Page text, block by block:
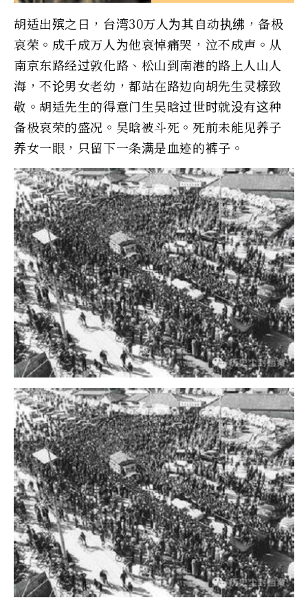
胡适出殡之日，台湾30万人为其自动执绋，备极
哀荣。成千成万人为他哀悼痛哭，泣不成声。从
南京东路经过敦化路、松山到南港的路上人山人
海，不论男女老幼，都站在路边向胡先生灵榇致
敬。胡适先生的得意门生吴晗过世时就没有这种
备极哀荣的盛况。吴晗被斗死。死前未能见养子
养女一眼，只留下一条满是血迹的裤子。